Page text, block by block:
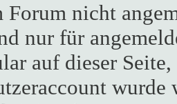
nicht
nur für
auf dieser
wurde